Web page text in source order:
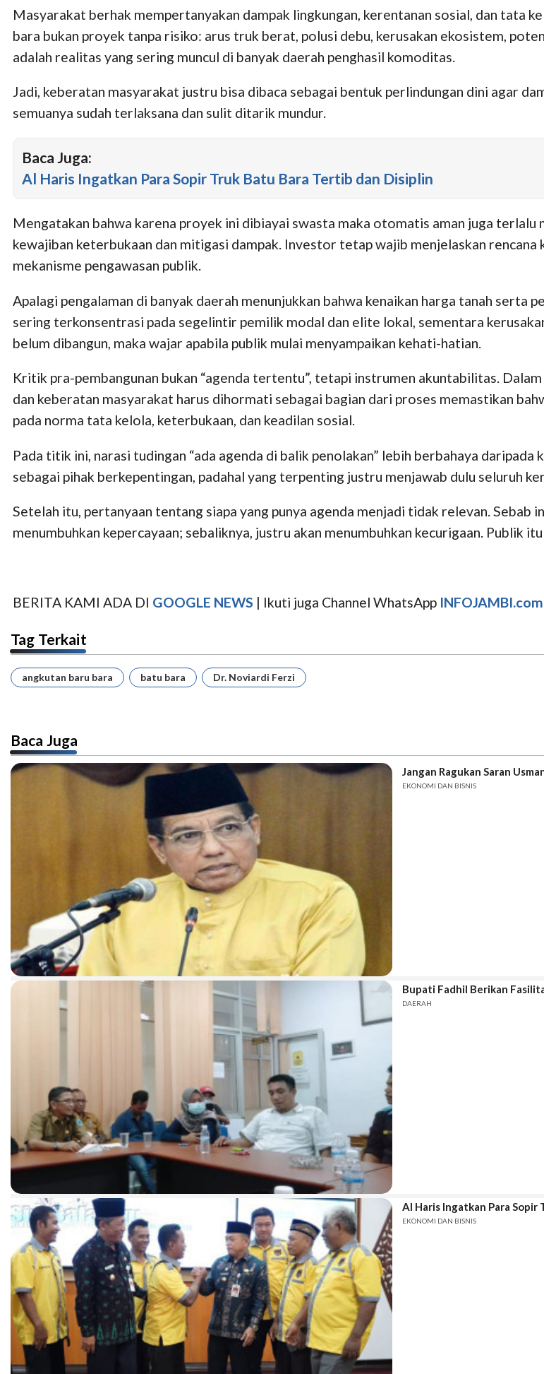
Masyarakat berhak mempertanyakan dampak lingkungan, kerentanan sosial, dan tata
bara bukan proyek tanpa risiko: arus truk berat, polusi debu, kerusakan ekosistem,
adalah realitas yang sering muncul di banyak daerah penghasil komoditas.
Jadi, keberatan masyarakat justru bisa dibaca sebagai bentuk perlindungan dini agar
semuanya sudah terlaksana dan sulit ditarik mundur.
Baca Juga:
Al Haris Ingatkan Para Sopir Truk Batu Bara Tertib dan Disiplin
Mengatakan bahwa karena proyek ini dibiayai swasta maka otomatis aman juga terlalu
kewajiban keterbukaan dan mitigasi dampak. Investor tetap wajib menjelaskan
mekanisme pengawasan publik.
Apalagi pengalaman di banyak daerah menunjukkan bahwa kenaikan harga tanah
sering terkonsentrasi pada segelintir pemilik modal dan elite lokal, sementara
belum dibangun, maka wajar apabila publik mulai menyampaikan kehati-hatian.
Kritik pra-pembangunan bukan “agenda tertentu”, tetapi instrumen akuntabilitas.
dan keberatan masyarakat harus dihormati sebagai bagian dari proses memastikan
pada norma tata kelola, keterbukaan, dan keadilan sosial.
Pada titik ini, narasi tudingan “ada agenda di balik penolakan” lebih berbahaya
sebagai pihak berkepentingan, padahal yang terpenting justru menjawab dulu seluruh
Setelah itu, pertanyaan tentang siapa yang punya agenda menjadi tidak relevan.
menumbuhkan kepercayaan; sebaliknya, justru akan menumbuhkan kecurigaan. Publik
BERITA KAMI ADA DI GOOGLE NEWS | Ikuti juga Channel WhatsApp INFOJAMBI.com
Tag Terkait
angkutan baru bara batu bara Dr. Noviardi Ferzi
Baca Juga
Jangan Ragukan Saran
EKONOMI DAN BISNIS
Bupati Fadhil Berikan
DAERAH
Al Haris Ingatkan Para
EKONOMI DAN BISNIS